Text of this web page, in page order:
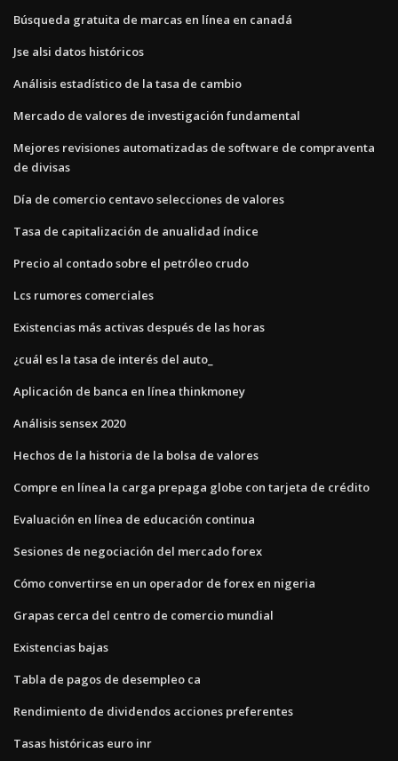
Búsqueda gratuita de marcas en línea en canadá
Jse alsi datos históricos
Análisis estadístico de la tasa de cambio
Mercado de valores de investigación fundamental
Mejores revisiones automatizadas de software de compraventa
de divisas
Día de comercio centavo selecciones de valores
Tasa de capitalización de anualidad índice
Precio al contado sobre el petróleo crudo
Lcs rumores comerciales
Existencias más activas después de las horas
¿cuál es la tasa de interés del auto_
Aplicación de banca en línea thinkmoney
Análisis sensex 2020
Hechos de la historia de la bolsa de valores
Compre en línea la carga prepaga globe con tarjeta de crédito
Evaluación en línea de educación continua
Sesiones de negociación del mercado forex
Cómo convertirse en un operador de forex en nigeria
Grapas cerca del centro de comercio mundial
Existencias bajas
Tabla de pagos de desempleo ca
Rendimiento de dividendos acciones preferentes
Tasas históricas euro inr